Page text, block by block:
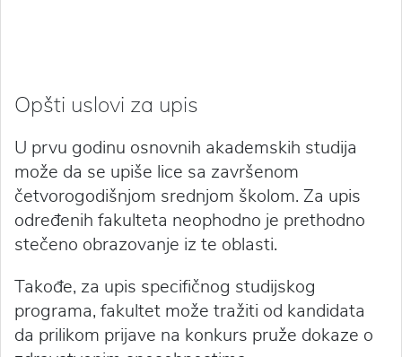
Opšti uslovi za upis
U prvu godinu osnovnih akademskih studija
može da se upiše lice sa završenom
četvorogodišnjom srednjom školom. Za upis
određenih fakulteta neophodno je prethodno
stečeno obrazovanje iz te oblasti.
Takođe, za upis specifičnog studijskog
programa, fakultet može tražiti od kandidata
da prilikom prijave na konkurs pruže dokaze o